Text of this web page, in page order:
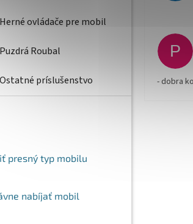
Herné ovládače pre mobil
Puzdrá Roubal
Ostatné príslušenstvo
presný typ mobilu
nabíjať mobil
P
- dobra